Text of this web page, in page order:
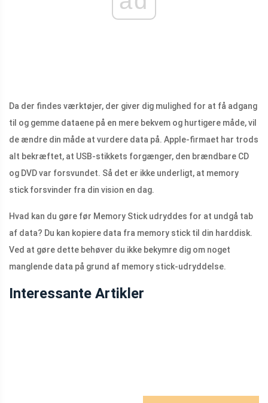
Da der findes værktøjer, der giver dig mulighed for at få adgang
til og gemme dataene på en mere bekvem og hurtigere måde, vil
de ændre din måde at vurdere data på. Apple-firmaet har trods
alt bekræftet, at USB-stikkets forgænger, den brændbare CD
og DVD var forsvundet. Så det er ikke underligt, at memory
stick forsvinder fra din vision en dag.
Hvad kan du gøre før Memory Stick udryddes for at undgå tab
af data? Du kan kopiere data fra memory stick til din harddisk.
Ved at gøre dette behøver du ikke bekymre dig om noget
manglende data på grund af memory stick-udryddelse.
Interessante Artikler